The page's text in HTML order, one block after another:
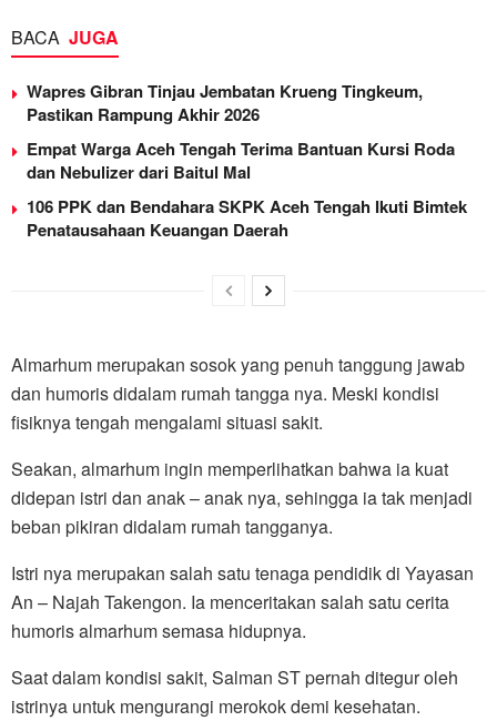
BACA JUGA
Wapres Gibran Tinjau Jembatan Krueng Tingkeum,
Pastikan Rampung Akhir 2026
Empat Warga Aceh Tengah Terima Bantuan Kursi Roda
dan Nebulizer dari Baitul Mal
106 PPK dan Bendahara SKPK Aceh Tengah Ikuti Bimtek
Penatausahaan Keuangan Daerah
Almarhum merupakan sosok yang penuh tanggung jawab
dan humoris didalam rumah tangga nya. Meski kondisi
fisiknya tengah mengalami situasi sakit.
Seakan, almarhum ingin memperlihatkan bahwa ia kuat
didepan istri dan anak – anak nya, sehingga ia tak menjadi
beban pikiran didalam rumah tangganya.
Istri nya merupakan salah satu tenaga pendidik di Yayasan
An – Najah Takengon. Ia menceritakan salah satu cerita
humoris almarhum semasa hidupnya.
Saat dalam kondisi sakit, Salman ST pernah ditegur oleh
istrinya untuk mengurangi merokok demi kesehatan.